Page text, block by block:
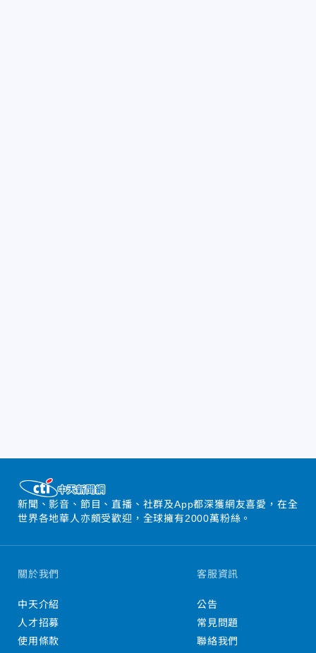
新聞、影音、節目、直播、社群及App都深獲網友喜愛，在全
世界各地華人亦頗受歡迎，全球擁有2000萬粉絲。
關於我們
中天介紹
人才招募
使用條款
客服資訊
公告
常見問題
聯絡我們